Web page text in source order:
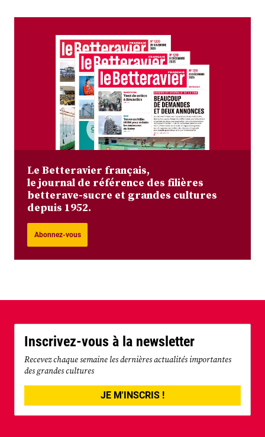
Le Betteravier français,
le journal de référence des filières
betterave-sucre et grandes cultures
depuis 1952.
Abonnez-vous
Inscrivez-vous à la newsletter
Recevez chaque semaine les dernières actualités importantes
des grandes cultures
JE M'INSCRIS !